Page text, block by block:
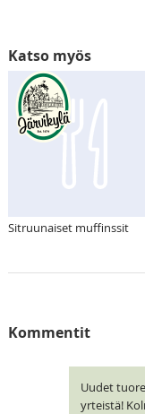
Katso myös
Sitruunaiset muffinssit
Kommentit
Uudet
yrteistä!